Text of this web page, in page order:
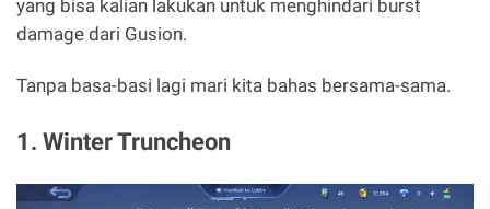
yang bisa kalian lakukan untuk menghindari burst
damage dari Gusion.
Tanpa basa-basi lagi mari kita bahas bersama-sama.
1. Winter Truncheon